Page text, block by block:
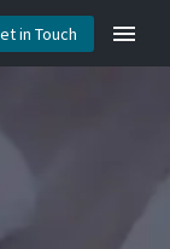
in Touch